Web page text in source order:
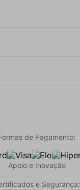
de Pagamento:
Apoio e Inovação
e Segurança: